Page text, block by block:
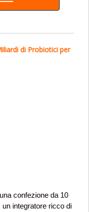
di Probiotici per
confezione da 10
integratore ricco di